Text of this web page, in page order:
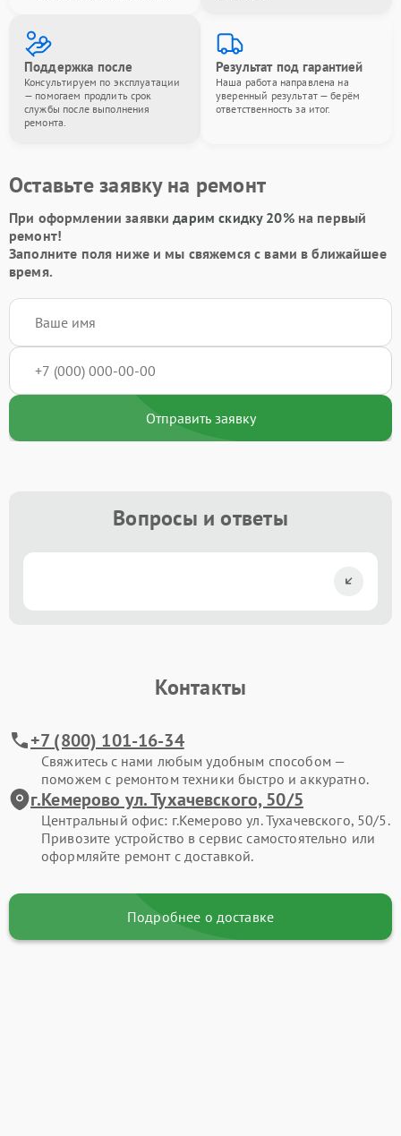
Поддержка после
Консультируем по эксплуатации
— помогаем продлить срок
службы после выполнения
ремонта.
Результат под гарантией
Наша работа направлена на
уверенный результат — берём
ответственность за итог.
Оставьте заявку на ремонт
При оформлении заявкидарим скидку 20%на первый
ремонт!
Заполните поля ниже и мы свяжемся с вами в ближайшее
время.
Отправить заявку
Вопросы и ответы
Контакты
+7 (800) 101-16-34
Свяжитесь с нами любым удобным способом —
поможем с ремонтом техники быстро и аккуратно.
г.Кемерово ул. Тухачевского, 50/5
Центральный офис: г.Кемерово ул. Тухачевского, 50/5.
Привозите устройство в сервис самостоятельно или
оформляйте ремонт с доставкой.
Подробнее о доставке